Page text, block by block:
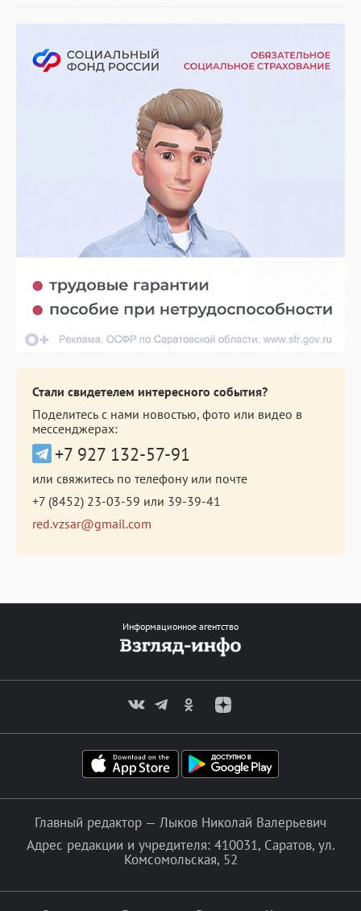
Стали свидетелем интересного события?
Поделитесь с нами новостью, фото или видео в
мессенджерах:
+7 927 132-57-91
или свяжитесь по телефону или почте
+7 (8452) 23-03-59 или 39-39-41
red.vzsar@gmail.com
Информационное агентство
Главный редактор — Лыков Николай Валерьевич
Адрес редакции и учредителя: 410031, Саратов, ул.
Комсомольская, 52